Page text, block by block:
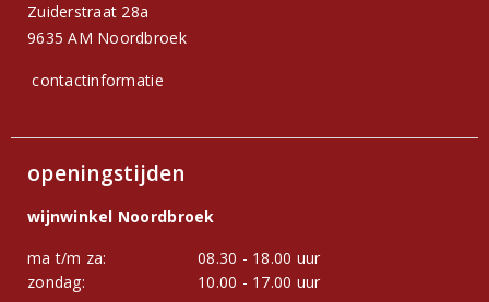
Zuiderstraat 28a
9635 AM Noordbroek
contactinformatie
openingstijden
wijnwinkel Noordbroek
ma t/m za:
08.30 - 18.00 uur
zondag:
10.00 - 17.00 uur